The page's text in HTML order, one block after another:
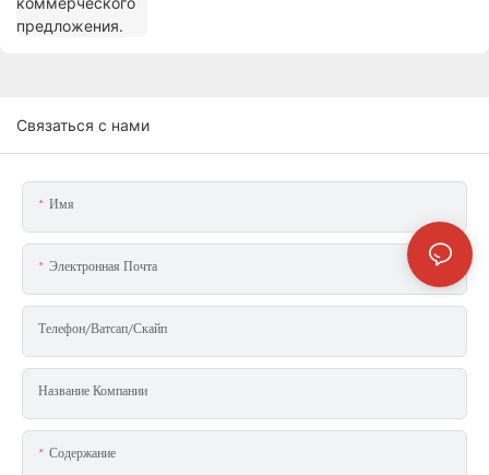
Связаться с нами
Имя
Электронная Почта
Телефон/ватсап/скайп
Название Компании
Содержание